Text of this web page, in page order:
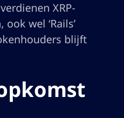
XRP-
wel ‘Rails’
blijft